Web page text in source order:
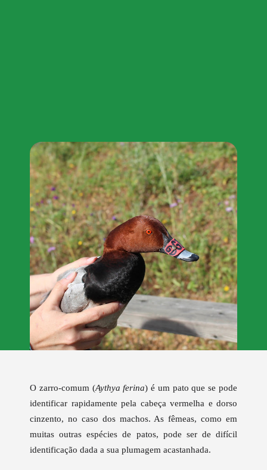
O zarro-comum (Aythya ferina) é um pato que se pode
identificar rapidamente pela cabeça vermelha e dorso
cinzento, no caso dos machos. As fêmeas, como em
muitas outras espécies de patos, pode ser de difícil
identificação dada a sua plumagem acastanhada.